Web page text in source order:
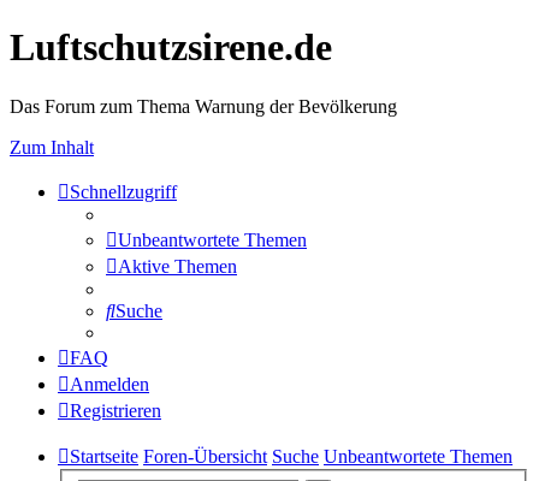
Luftschutzsirene.de
Das Forum zum Thema Warnung der Bevölkerung
Zum Inhalt
Schnellzugriff
Unbeantwortete Themen
Aktive Themen
Suche
FAQ
Anmelden
Registrieren
Startseite Foren-Übersicht Suche Unbeantwortete Themen